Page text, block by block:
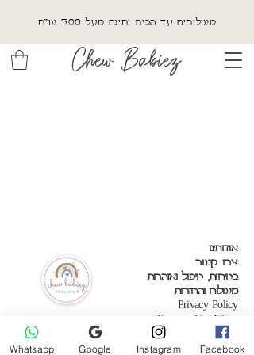
משלוחים עד הבית וחינם מעל 500 ש"ח
Chew Babiez
אודותינו
צרו קשר
בטיחות, טיפול ואזהרות
משלוח והחזרות
Privacy Policy
Terms & Conditions
Whatsapp Google Instagram Facebook